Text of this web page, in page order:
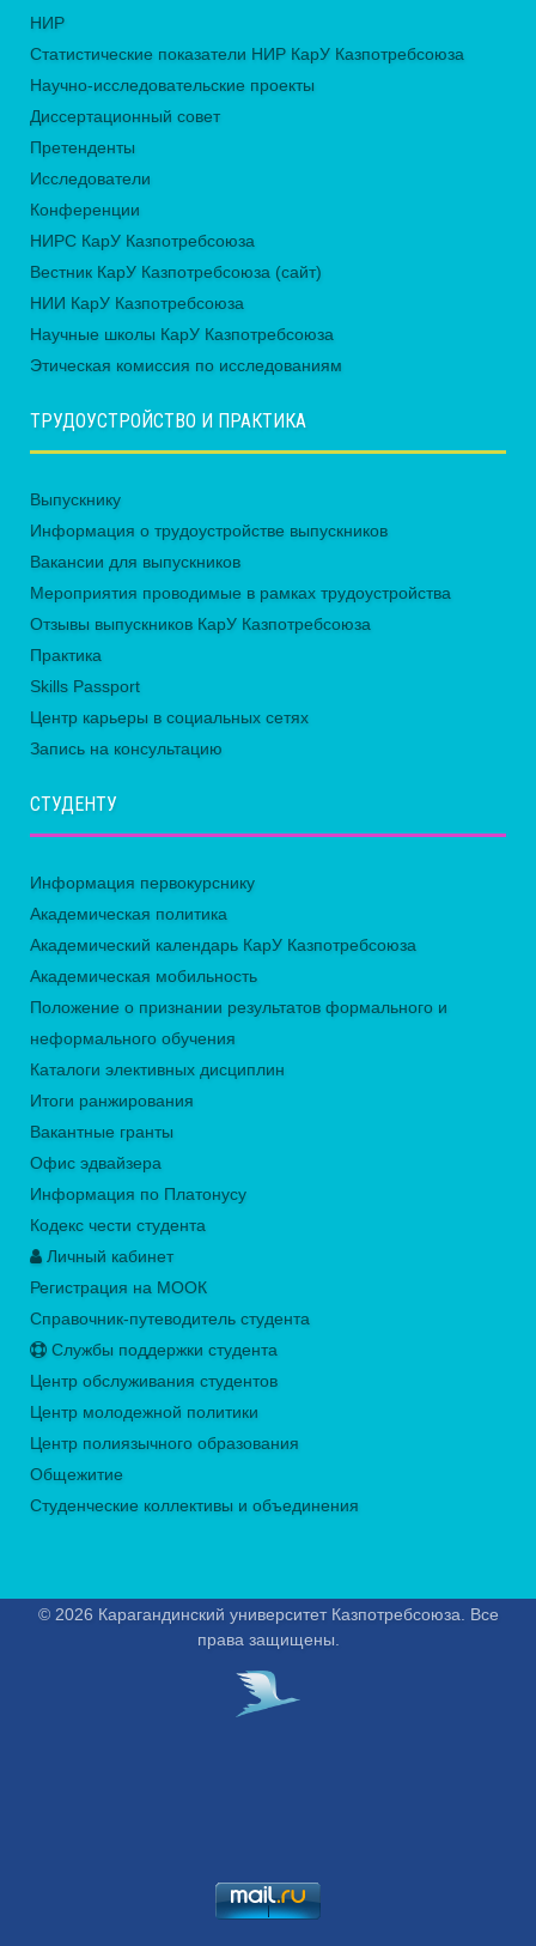
НИР
Статистические показатели НИР КарУ Казпотребсоюза
Научно-исследовательские проекты
Диссертационный совет
Претенденты
Исследователи
Конференции
НИРС КарУ Казпотребсоюза
Вестник КарУ Казпотребсоюза (сайт)
НИИ КарУ Казпотребсоюза
Научные школы КарУ Казпотребсоюза
Этическая комиссия по исследованиям
ТРУДОУСТРОЙСТВО И ПРАКТИКА
Выпускнику
Информация о трудоустройстве выпускников
Вакансии для выпускников
Мероприятия проводимые в рамках трудоустройства
Отзывы выпускников КарУ Казпотребсоюза
Практика
Skills Passport
Центр карьеры в социальных сетях
Запись на консультацию
СТУДЕНТУ
Информация первокурснику
Академическая политика
Академический календарь КарУ Казпотребсоюза
Академическая мобильность
Положение о признании результатов формального и
неформального обучения
Каталоги элективных дисциплин
Итоги ранжирования
Вакантные гранты
Офис эдвайзера
Информация по Платонусу
Кодекс чести студента
Личный кабинет
Регистрация на МООК
Справочник-путеводитель студента
Службы поддержки студента
Центр обслуживания студентов
Центр молодежной политики
Центр полиязычного образования
Общежитие
Студенческие коллективы и объединения
© 2026 Карагандинский университет Казпотребсоюза. Все
права защищены.